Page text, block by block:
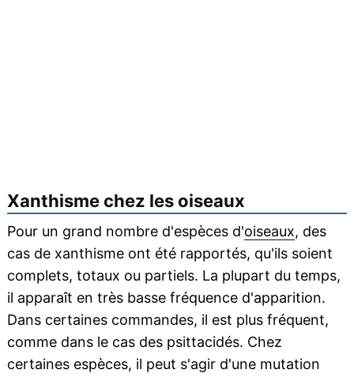
Xanthisme chez les oiseaux
Pour un grand nombre d'espèces d'oiseaux, des
cas de xanthisme ont été rapportés, qu'ils soient
complets, totaux ou partiels. La plupart du temps,
il apparaît en très basse fréquence d'apparition.
Dans certaines commandes, il est plus fréquent,
comme dans le cas des psittacidés. Chez
certaines espèces, il peut s'agir d'une mutation